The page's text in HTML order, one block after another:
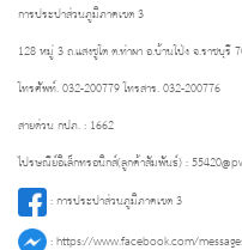
การประปาส่วนภูมิภาคเขต 3
128 หมู่ 3 ถ.แสงชูโต ต.ท่าผา อ.บ้านโป่ง จ.ราชบุรี
โทรศัพท์. 032-200779 โทรสาร. 032-200776
สายด่วน กปภ. : 1662
ไปรษณีย์อิเล็กทรอนิกส์(ลูกค้าสัมพันธ์) :
:การประปาส่วนภูมิภาคเขต 3
:https://www.facebook.com/